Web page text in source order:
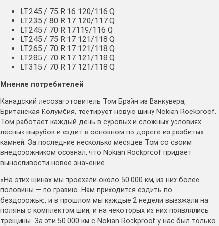
LT245 / 75 R 16 120/116 Q
LT235 / 80 R 17 120/117 Q
LT245 / 70 R 17119/116 Q
LT245 / 75 R 17 121/118 Q
LT265 / 70 R 17 121/118 Q
LT285 / 70 R 17 121/118 Q
LT315 / 70 R 17 121/118 Q
Мнение потребителей
Канадский лесозаготовитель Том Брэйн из Ванкувера,
Британская Колумбия, тестирует новую шину Nokian Rockproof.
Том работает каждый день в суровых и сложных условиях
лесных вырубок и ездит в основном по дороге из разбитых
камней. За последние несколько месяцев Том со своим
внедорожником осознал, что Nokian Rockproof придает
выносливости новое значение.
«На этих шинах мы проехали около 50 000 км, из них более
половины — по гравию. Нам приходится ездить по
бездорожью, и в прошлом мы каждые 2 недели выезжали на
поляны с комплектом шин, и на некоторых из них появлялись
трещины. За эти 50 000 км с Nokian Rockproof у нас был только